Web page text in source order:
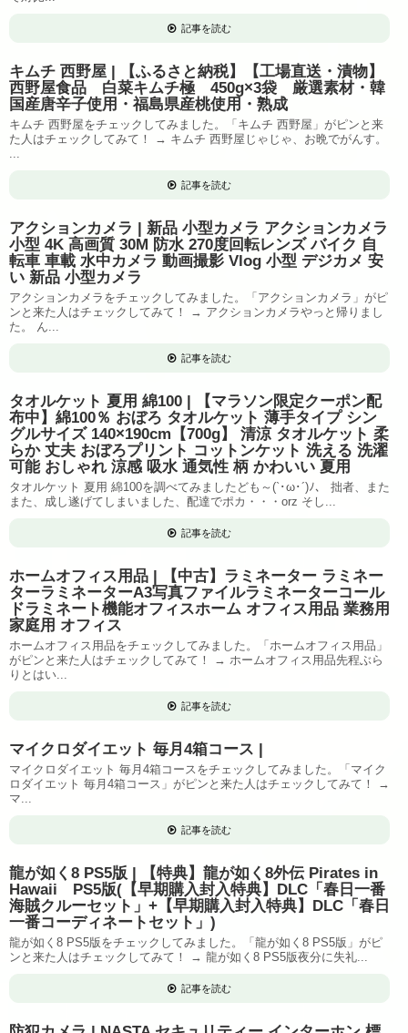
記事を読む
キムチ 西野屋 | 【ふるさと納税】【工場直送・漬物】
西野屋食品 白菜キムチ極 450g×3袋 厳選素材・韓
国産唐辛子使用・福島県産桃使用・熟成
キムチ 西野屋をチェックしてみました。「キムチ 西野屋」がピンと来
た人はチェックしてみて！ → キムチ 西野屋じゃじゃ、お晩でがんす。
...
記事を読む
アクションカメラ | 新品 小型カメラ アクションカメラ
小型 4K 高画質 30M 防水 270度回転レンズ バイク 自
転車 車載 水中カメラ 動画撮影 Vlog 小型 デジカメ 安
い 新品 小型カメラ
アクションカメラをチェックしてみました。「アクションカメラ」がピ
ンと来た人はチェックしてみて！ → アクションカメラやっと帰りまし
た。 ん...
記事を読む
タオルケット 夏用 綿100 | 【マラソン限定クーポン配
布中】綿100％ おぼろ タオルケット 薄手タイプ シン
グルサイズ 140×190cm【700g】 清涼 タオルケット 柔
らか 丈夫 おぼろプリント コットンケット 洗える 洗濯
可能 おしゃれ 涼感 吸水 通気性 柄 かわいい 夏用
タオルケット 夏用 綿100を調べてみましたども～(`･ω･´)ﾉ、 拙者、また
また、成し遂げてしまいました、配達でポカ・・・orz そし...
記事を読む
ホームオフィス用品 | 【中古】ラミネーター ラミネー
ターラミネーターA3写真ファイルラミネーターコール
ドラミネート機能オフィスホーム オフィス用品 業務用
家庭用 オフィス
ホームオフィス用品をチェックしてみました。「ホームオフィス用品」
がピンと来た人はチェックしてみて！ → ホームオフィス用品先程ぶら
りとはい...
記事を読む
マイクロダイエット 毎月4箱コース |
マイクロダイエット 毎月4箱コースをチェックしてみました。「マイク
ロダイエット 毎月4箱コース」がピンと来た人はチェックしてみて！ →
マ...
記事を読む
龍が如く8 PS5版 | 【特典】龍が如く8外伝 Pirates in
Hawaii PS5版(【早期購入封入特典】DLC「春日一番
海賊クルーセット」+【早期購入封入特典】DLC「春日
一番コーディネートセット」)
龍が如く8 PS5版をチェックしてみました。「龍が如く8 PS5版」がピ
ンと来た人はチェックしてみて！ → 龍が如く8 PS5版夜分に失礼...
記事を読む